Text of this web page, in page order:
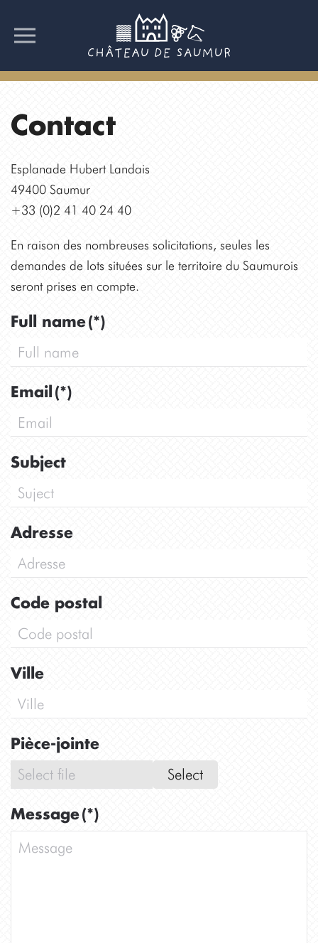
Contact
Esplanade Hubert Landais
49400 Saumur
+33 (0)2 41 40 24 40
En raison des nombreuses solicitations, seules les
demandes de lots situées sur le territoire du Saumurois
seront prises en compte.
Full name(*)
Email (*)
Subject
Adresse
Code postal
Ville
Pièce-jointe
Select
Message(*)